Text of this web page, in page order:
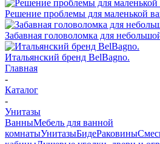
Решение проблемы для маленькой
Забавная головоломка для
Итальянский бренд BelBagno.
Главная
-
Каталог
-
Унитазы
ВанныМебель для ванной
комнатыУнитазыБидеРаковины